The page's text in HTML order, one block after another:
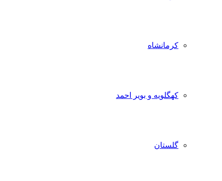
کرمانشاه
کهگلویه و بویر احمد
گلستان